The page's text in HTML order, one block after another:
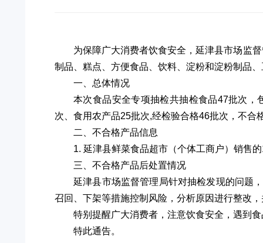
为保障广大消费者饮食安全，延津县市场监
制品、糕点、方便食品、饮料、淀粉和淀粉制品
一、总体情况
本次食品安全专项抽检共抽检食品47批次
次、食用农产品25批次,经检验合格46批次，不合
二、不合格产品信息
1. 延津县鲜菜食品超市（个体工商户）销售
三、不合格产品后处置情况
延津县市场监督管理局针对抽检发现的问题
召回、下架等措施控制风险，分析原因进行整改
特别提醒广大消费者，注意饮食安全，遇到
特此通告。